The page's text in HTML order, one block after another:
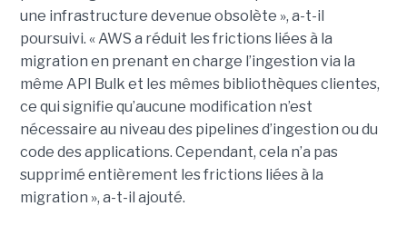
une infrastructure devenue obsolète », a-t-il
poursuivi. « AWS a réduit les frictions liées à la
migration en prenant en charge l’ingestion via la
même API Bulk et les mêmes bibliothèques clientes,
ce qui signifie qu’aucune modification n’est
nécessaire au niveau des pipelines d’ingestion ou du
code des applications. Cependant, cela n’a pas
supprimé entièrement les frictions liées à la
migration », a-t-il ajouté.